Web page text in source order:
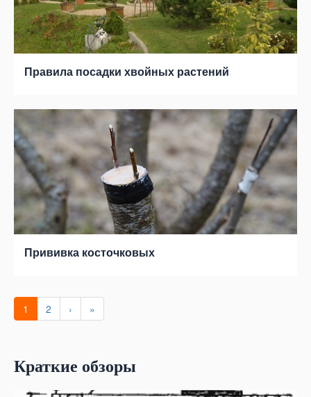
Правила посадки хвойных растений
Прививка косточковых
1 2 › »
Краткие обзоры